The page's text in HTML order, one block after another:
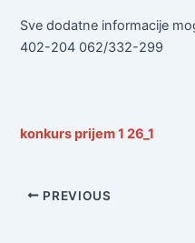
Sve dodatne informacije
402-204 062/332-299
konkurs prijem 1 26_1
PREVIOUS